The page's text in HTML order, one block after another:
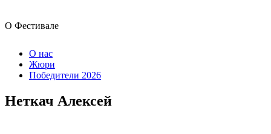
О Фестивале
О нас
Жюри
Победители 2026
Неткач Алексей